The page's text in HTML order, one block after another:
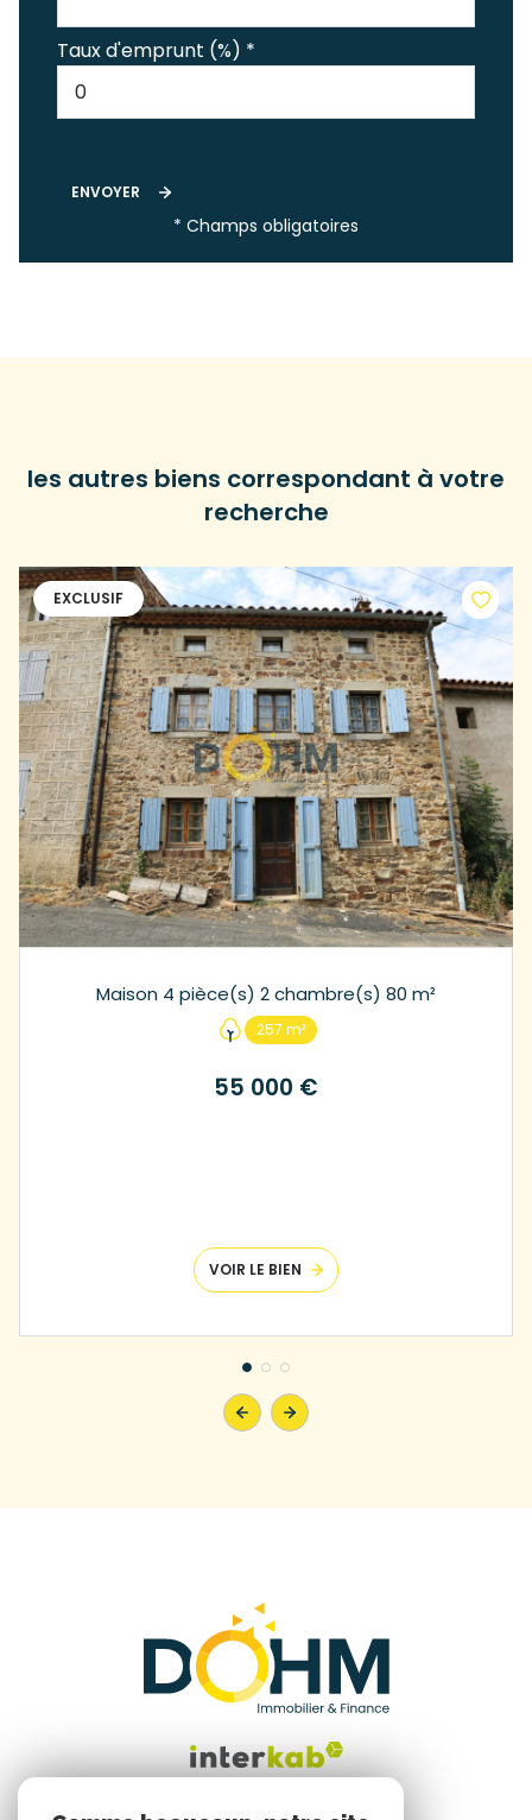
Taux d'emprunt (%) *
ENVOYER
* Champs obligatoires
les autres biens correspondant à votre
recherche
EXCLUSIF
Maison 4 pièce(s) 2 chambre(s) 80 m²
257 m²
55 000 €
VOIR LE BIEN